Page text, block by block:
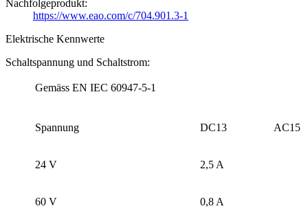
Nachfolgeprodukt:
https://www.eao.com/c/704.901.3-1
Elektrische Kennwerte
Schaltspannung und Schaltstrom:
Gemäss EN IEC 60947-5-1
Spannung DC13 AC15
24 V 2,5 A
60 V 0,8 A